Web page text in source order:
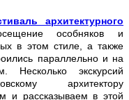
архитектурного
особняков и
в этом стиле, а также
параллельно и на
экскурсий
архитектору
рассказываем в этой